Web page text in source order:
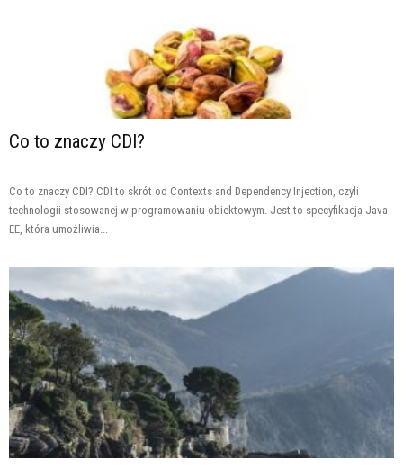
Co to znaczy CDI?
Co to znaczy CDI? CDI to skrót od Contexts and Dependency Injection, czyli
technologii stosowanej w programowaniu obiektowym. Jest to specyfikacja Java
EE, która umożliwia...